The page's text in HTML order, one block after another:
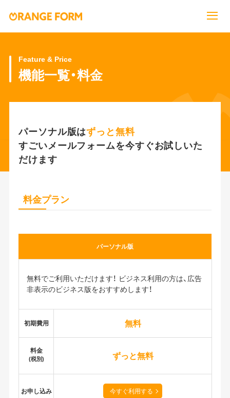
Feature & Price
機能一覧・料金
パーソナル版はずっと無料
すごいメールフォームを今すぐお試しいた
だけます
料金プラン
パーソナル版
無料でご利用いただけます！ ビジネス利用の方は、広告
非表示のビジネス版をおすすめします！
初期費用 無料
料金
(税別) ずっと無料
お申し込み 今すぐ利用する